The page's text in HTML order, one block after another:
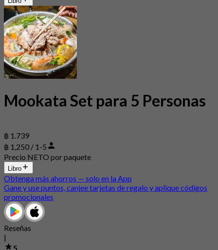
Mookata Set para 5 Personas
฿ 1.739
฿ 1,250 / 1-5
Precio NETO por paquete
Libro
Obtenga más ahorros — solo en la App
Gane y use puntos, canjee tarjetas de regalo y aplique códigos
promocionales
Reseñas
|
5